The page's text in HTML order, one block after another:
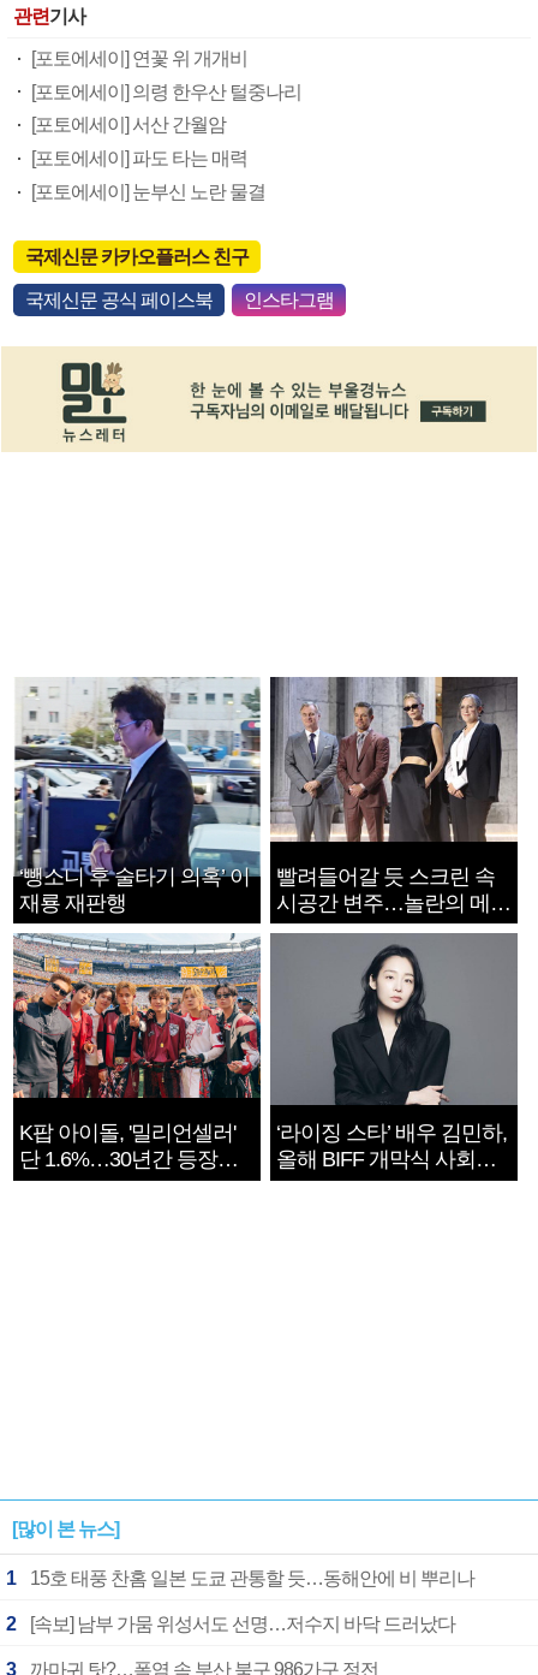
관련기사
[포토에세이] 연꽃 위 개개비
[포토에세이] 의령 한우산 털중나리
[포토에세이] 서산 간월암
[포토에세이] 파도 타는 매력
[포토에세이] 눈부신 노란 물결
국제신문 카카오플러스 친구
국제신문 공식 페이스북 인스타그램
‘뺑소니 후 술타기 의혹’ 이
재룡 재판행
빨려들어갈 듯 스크린 속
시공간 변주…놀란의 메시
지는 ‘전쟁 속죄’
K팝 아이돌, '밀리언셀러'
단 1.6%…30년간 등장
1182개팀 전수조사
‘라이징 스타’ 배우 김민하,
올해 BIFF 개막식 사회자
확정
[많이 본 뉴스]
1 15호 태풍 찬홈 일본 도쿄 관통할 듯…동해안에 비 뿌리나
2 [속보] 남부 가뭄 위성서도 선명…저수지 바닥 드러났다
3 까마귀 탓?…폭염 속 부산 북구 986가구 정전